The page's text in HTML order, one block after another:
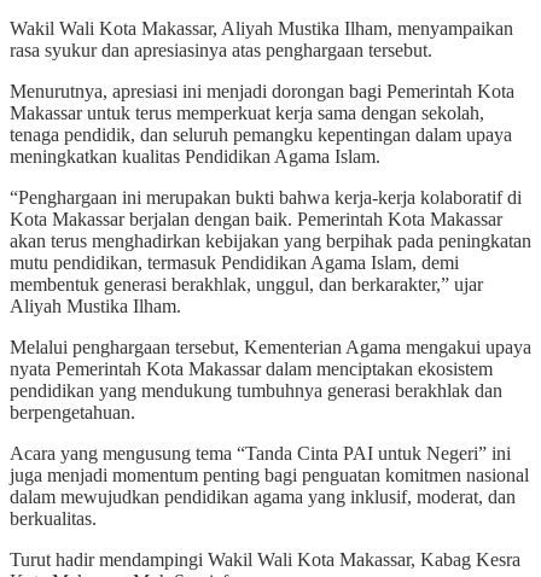
Wakil Wali Kota Makassar, Aliyah Mustika Ilham, menyampaikan
rasa syukur dan apresiasinya atas penghargaan tersebut.
Menurutnya, apresiasi ini menjadi dorongan bagi Pemerintah Kota
Makassar untuk terus memperkuat kerja sama dengan sekolah,
tenaga pendidik, dan seluruh pemangku kepentingan dalam upaya
meningkatkan kualitas Pendidikan Agama Islam.
“Penghargaan ini merupakan bukti bahwa kerja-kerja kolaboratif di
Kota Makassar berjalan dengan baik. Pemerintah Kota Makassar
akan terus menghadirkan kebijakan yang berpihak pada peningkatan
mutu pendidikan, termasuk Pendidikan Agama Islam, demi
membentuk generasi berakhlak, unggul, dan berkarakter,” ujar
Aliyah Mustika Ilham.
Melalui penghargaan tersebut, Kementerian Agama mengakui upaya
nyata Pemerintah Kota Makassar dalam menciptakan ekosistem
pendidikan yang mendukung tumbuhnya generasi berakhlak dan
berpengetahuan.
Acara yang mengusung tema “Tanda Cinta PAI untuk Negeri” ini
juga menjadi momentum penting bagi penguatan komitmen nasional
dalam mewujudkan pendidikan agama yang inklusif, moderat, dan
berkualitas.
Turut hadir mendampingi Wakil Wali Kota Makassar, Kabag Kesra